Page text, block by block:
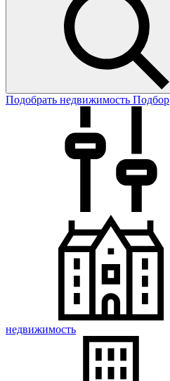
Подобрать недвижимость Подбор
недвижимость